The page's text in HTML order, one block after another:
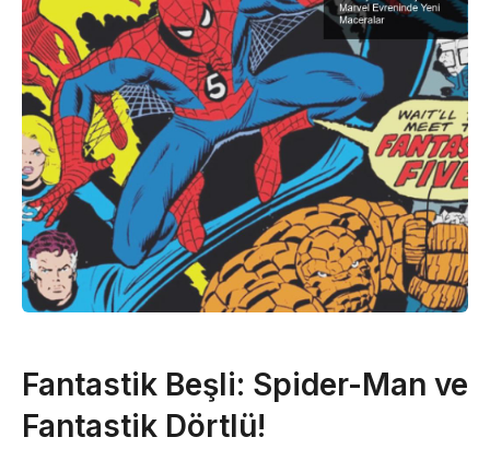
Fantastik Beşli: Spider-Man ve
Fantastik Dörtlü!